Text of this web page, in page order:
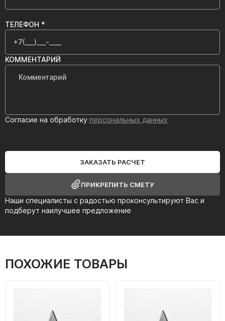
Наши специалисты с радостью проконсультируют Вас и
подберут наилучшее предложение
ТЕЛЕФОН *
КОММЕНТАРИЙ
Согласие на обработку персональных данных
ЗАКАЗАТЬ РАСЧЕТ
ПРИКРЕПИТЬ СМЕТУ
ПОХОЖИЕ ТОВАРЫ